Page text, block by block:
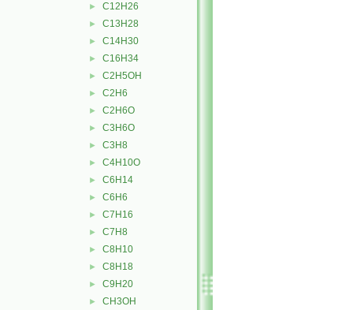
► C12H26
► C13H28
► C14H30
► C16H34
► C2H5OH
► C2H6
► C2H6O
► C3H6O
► C3H8
► C4H10O
► C6H14
► C6H6
► C7H16
► C7H8
► C8H10
► C8H18
► C9H20
► CH3OH